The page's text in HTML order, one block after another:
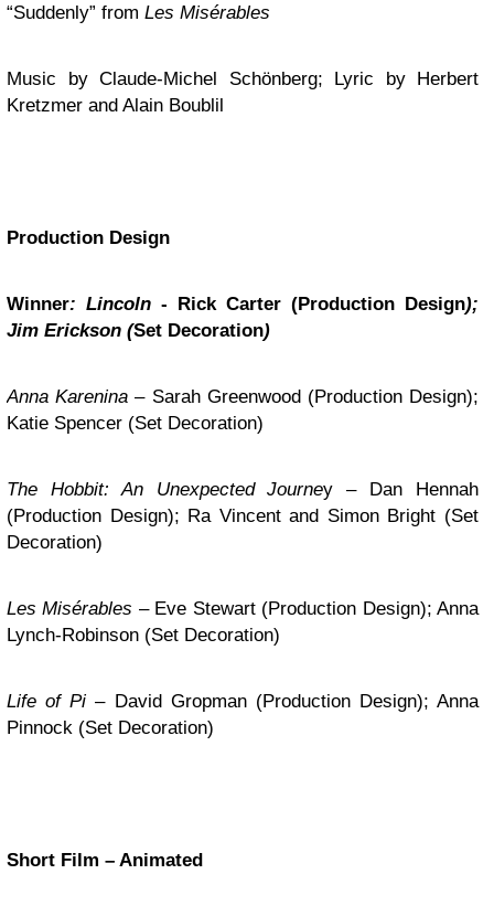
“Suddenly” from Les Misérables
Music by Claude-Michel Schönberg; Lyric by Herbert
Kretzmer and Alain Boublil
Production Design
Winner: Lincoln - Rick Carter (Production Design);
Jim Erickson (Set Decoration)
Anna Karenina – Sarah Greenwood (Production Design);
Katie Spencer (Set Decoration)
The Hobbit: An Unexpected Journey – Dan Hennah
(Production Design); Ra Vincent and Simon Bright (Set
Decoration)
Les Misérables – Eve Stewart (Production Design); Anna
Lynch-Robinson (Set Decoration)
Life of Pi – David Gropman (Production Design); Anna
Pinnock (Set Decoration)
Short Film – Animated